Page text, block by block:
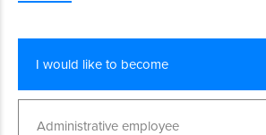
I would like to become
Administrative employee